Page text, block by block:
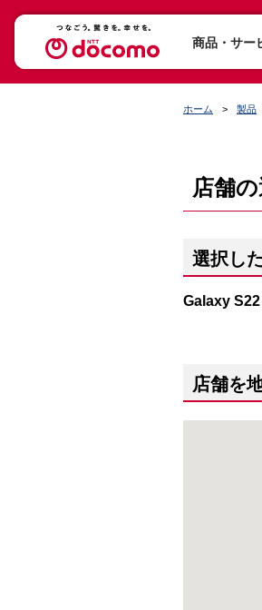
商品・サー
ホーム 製品
店舗
選択し
Galaxy S22
店舗を